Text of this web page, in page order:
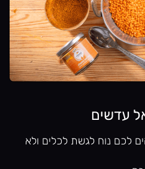
עדשים
לכם נוח לגשת לכלים ולא